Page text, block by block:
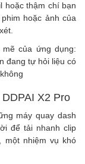
hoặc thậm chí bạn
hoặc ảnh của
của ứng dụng:
đang tự hỏi liệu có
X2 Pro
máy quay dash
để tải nhanh clip
một nhiệm vụ khó